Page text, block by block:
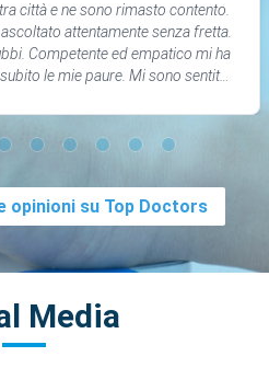
città e ne sono rimasto contento.
attentamente senza fretta.
Competente ed empatico mi ha
le mie paure. Mi sono sentito
opinioni su Top Doctors
Media